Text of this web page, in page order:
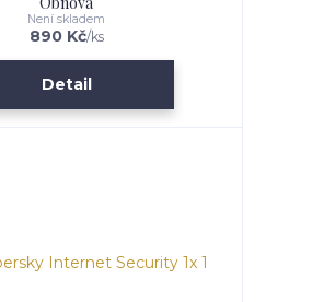
890 Kč/ks
Není skladem
Detail